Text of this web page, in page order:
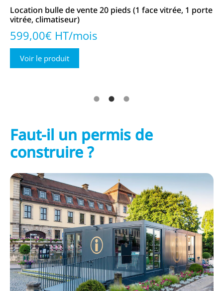
Location bureau modulaire 24 pieds semi vitré (2
bureaux, 1 SAS, isolation LV)
669,00€ HT/mois
Voir le produit
Faut-il un permis de
construire ?